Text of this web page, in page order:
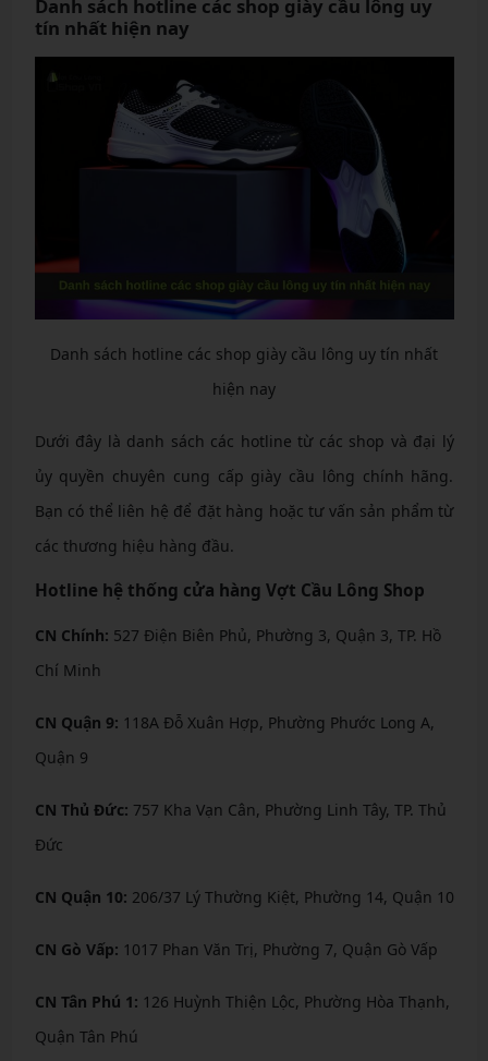
Danh sách hotline các shop giày cầu lông uy
tín nhất hiện nay
Danh sách hotline các shop giày cầu lông uy tín nhất
hiện nay
Dưới đây là danh sách các hotline từ các shop và đại lý
ủy quyền chuyên cung cấp giày cầu lông chính hãng.
Bạn có thể liên hệ để đặt hàng hoặc tư vấn sản phẩm từ
các thương hiệu hàng đầu.
Hotline hệ thống cửa hàng Vợt Cầu Lông Shop
CN Chính: 527 Điện Biên Phủ, Phường 3, Quận 3, TP. Hồ
Chí Minh
CN Quận 9: 118A Đỗ Xuân Hợp, Phường Phước Long A,
Quận 9
CN Thủ Đức: 757 Kha Vạn Cân, Phường Linh Tây, TP. Thủ
Đức
CN Quận 10: 206/37 Lý Thường Kiệt, Phường 14, Quận 10
CN Gò Vấp: 1017 Phan Văn Trị, Phường 7, Quận Gò Vấp
CN Tân Phú 1: 126 Huỳnh Thiện Lộc, Phường Hòa Thạnh,
Quận Tân Phú